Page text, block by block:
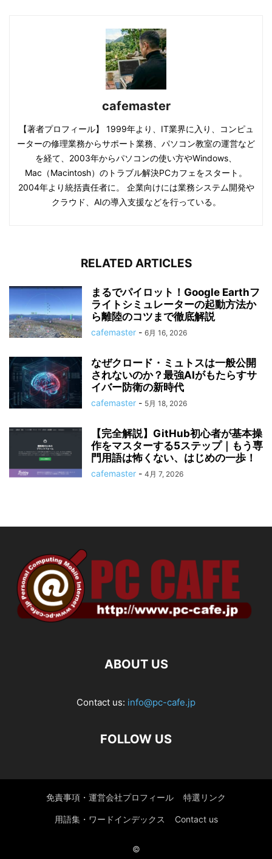
cafemaster
【著者プロフィール】 1999年より、IT業界に入り、コンピュ
ーターの修理業務からサポート業務、パソコン教室の運営など
を経て、2003年からパソコンの使い方やWindows、
Mac（Macintosh）のトラブル解決PCカフェをスタート。
2004年より統括責任者に。 企業向けには業務システム開発や
クラウド、AIの導入支援などを行っている。
RELATED ARTICLES
まるでパイロット！Google Earthフ
ライトシミュレーターの起動方法か
ら離陸のコツまで徹底解説
cafemaster - 6月 16, 2026
なぜクロード・ミュトスは一般公開
されないのか？最強AIがもたらすサ
イバー防衛の新時代
cafemaster - 5月 18, 2026
【完全解説】GitHub初心者が基本操
作をマスターする5ステップ｜もう専
門用語は怖くない、はじめの一歩！
cafemaster - 4月 7, 2026
ABOUT US
Contact us: info@pc-cafe.jp
FOLLOW US
免責事項・運営会社プロフィール 特選リンク
用語集・ワードインデックス Contact us
©